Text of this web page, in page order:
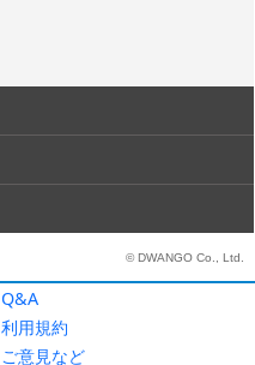
Q&A
利用規約
ご意見など